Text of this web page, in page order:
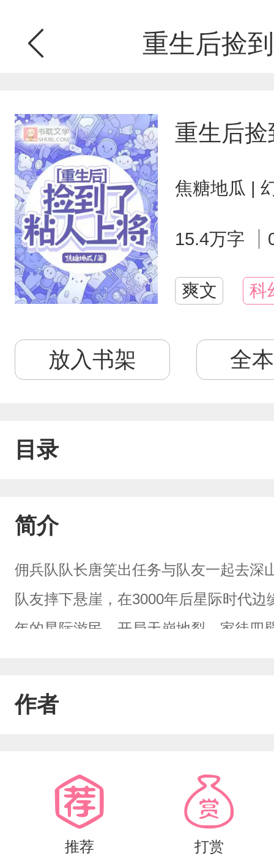
重生后捡
重生后
焦糖地瓜 |
15.4万字
爽文 科
放入书架 全
目录
简介
佣兵队队长唐笑出任务与队友一起去深
队友摔下悬崖，在3000年后星际时代
年的星际游民。开局天崩地裂，家徒四
勇善战，体质精神力皆双S级，与虫族
事业，刚认识上将时觉得他成熟稳重
醋粘人。关键是他没想到救了个人还顺
作者
推荐 打赏